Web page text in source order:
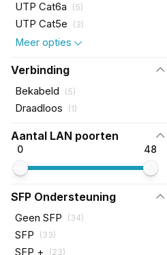
UTP Cat6a (5)
UTP Cat5e (3)
Meer opties
Verbinding
Bekabeld (5)
Draadloos (1)
Aantal LAN poorten
0 48
SFP Ondersteuning
Geen SFP (34)
SFP (33)
SFP + (23)